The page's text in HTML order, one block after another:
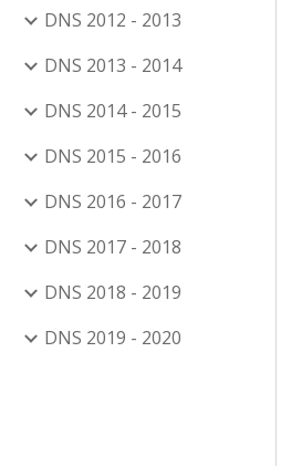
DNS 2012 - 2013
DNS 2013 - 2014
DNS 2014 - 2015
DNS 2015 - 2016
DNS 2016 - 2017
DNS 2017 - 2018
DNS 2018 - 2019
DNS 2019 - 2020